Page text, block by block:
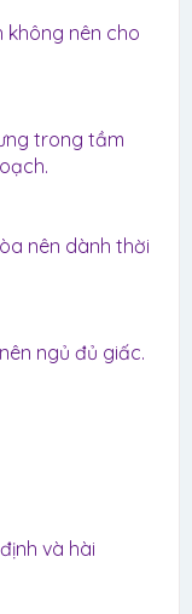
không nên cho
trong tầm
nên dành thời
ngủ đủ giấc.
và hài